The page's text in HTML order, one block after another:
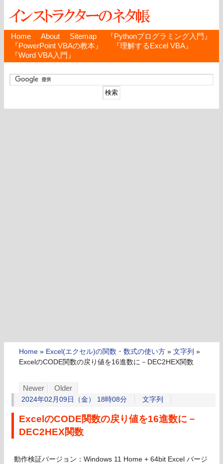
Home About Sitemap
『Pythonプログラミング入門』
『PowerPoint VBAの教本』
『理解するExcel VBA』
『Word VBA入門』
Home » Excel(エクセル)の関数・数式の使い方 » 文字列 »
ExcelのCODE関数の戻り値を16進数に－DEC2HEX関数
Newer Older
2024年02月09日（金） 18時08分 文字列
ExcelのCODE関数の戻り値を16進数に－
DEC2HEX関数
動作検証バージョン：Windows 11 Home + 64bit Excel バージ